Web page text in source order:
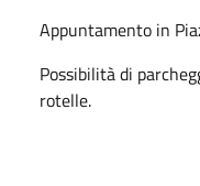
Appuntamento in
Possibilità di
rotelle.